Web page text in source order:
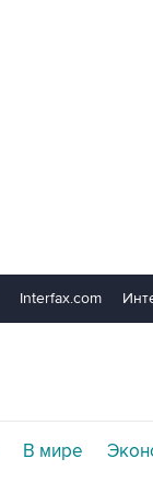
Interfax.com
В мире